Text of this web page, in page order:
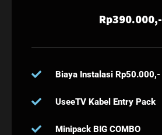
Rp390.000,-
Biaya Instalasi Rp50.000,-
UseeTV Kabel Entry Pack
Minipack BIG COMBO